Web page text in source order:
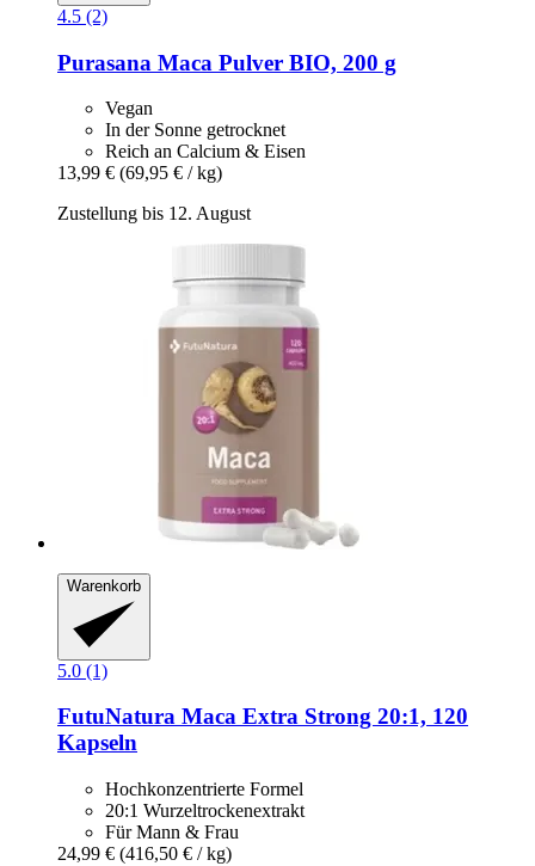
4.5 (2)
Purasana Maca Pulver BIO, 200 g
Vegan
In der Sonne getrocknet
Reich an Calcium & Eisen
13,99 € (69,95 € / kg)
Zustellung bis 12. August
Warenkorb
5.0 (1)
FutuNatura Maca Extra Strong 20:1, 120
Kapseln
Hochkonzentrierte Formel
20:1 Wurzeltrockenextrakt
Für Mann & Frau
24,99 € (416,50 € / kg)